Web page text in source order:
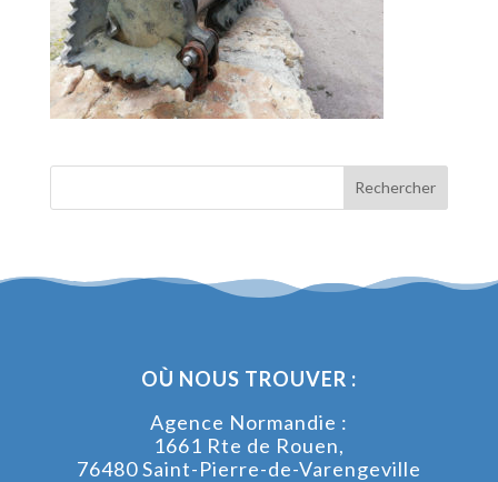
OÙ NOUS TROUVER :
Agence Normandie :
1661 Rte de Rouen,
76480 Saint-Pierre-de-Varengeville